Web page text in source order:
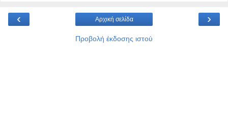
‹ ›
Αρχική σελίδα
Προβολή έκδοσης ιστού